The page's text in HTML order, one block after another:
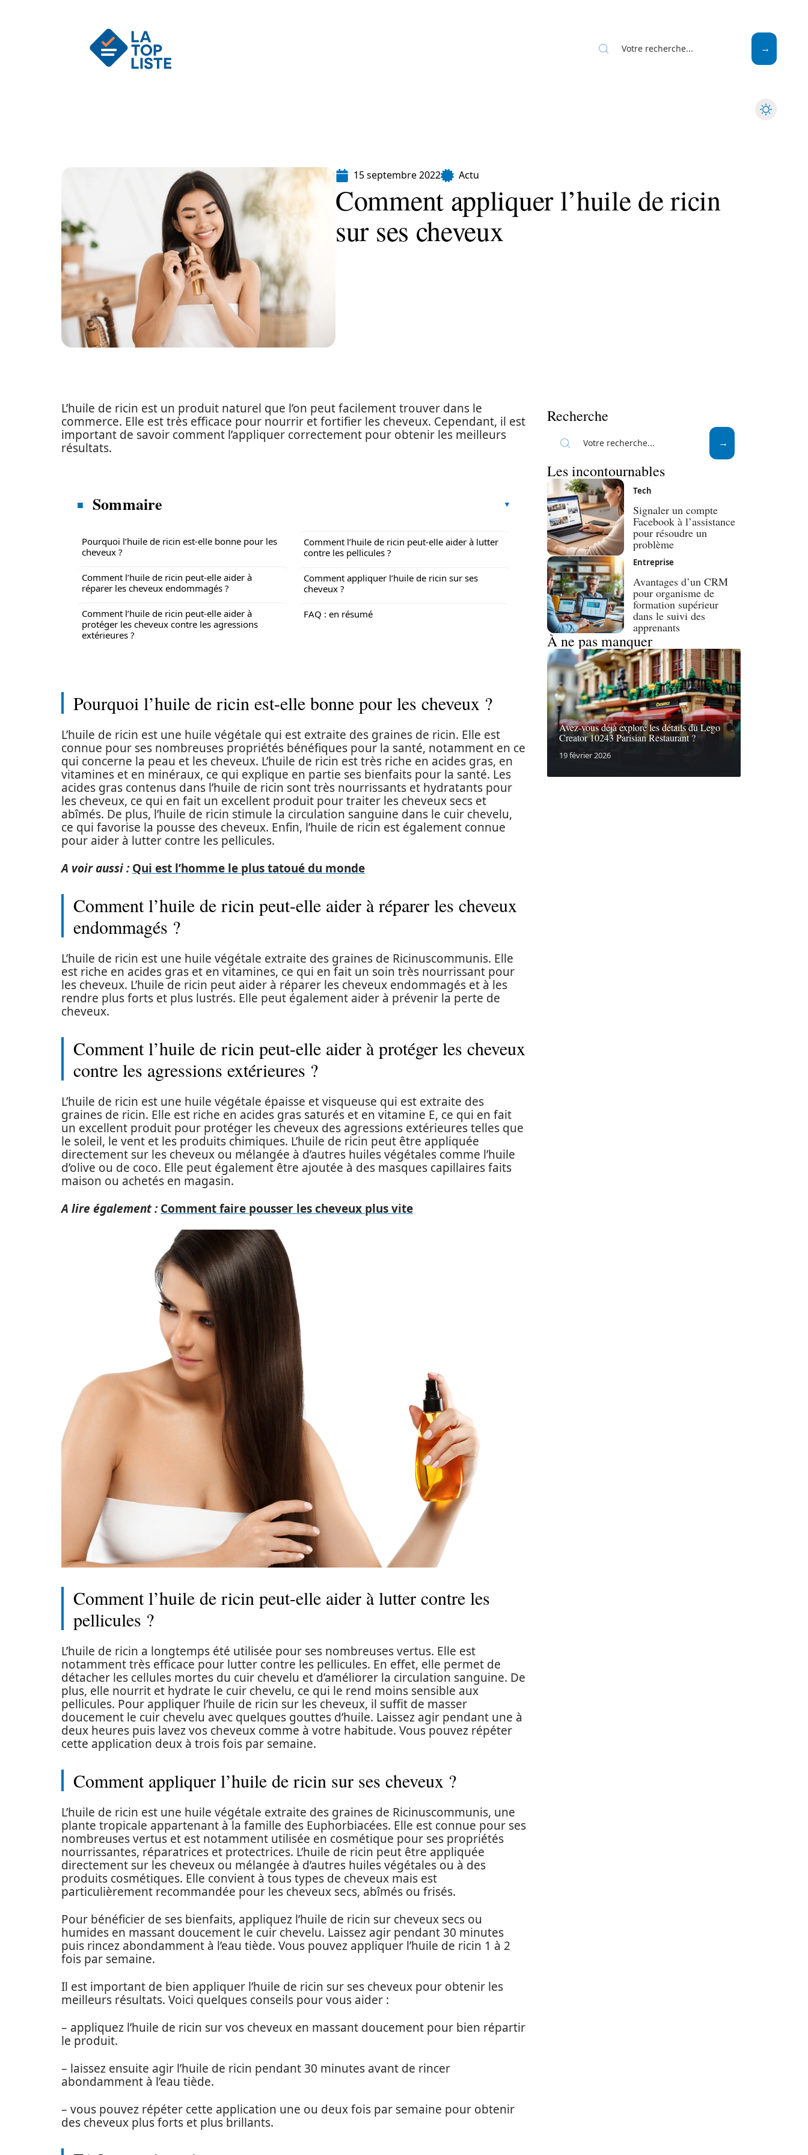
15 septembre 2022 Actu
Comment appliquer l’huile de ricin
sur ses cheveux
L’huile de ricin est un produit naturel que l’on peut facilement trouver dans le
commerce. Elle est très efficace pour nourrir et fortifier les cheveux. Cependant, il est
important de savoir comment l’appliquer correctement pour obtenir les meilleurs
résultats.
Sommaire
Pourquoi l’huile de ricin est-elle bonne pour les
cheveux ?
Comment l’huile de ricin peut-elle aider à
réparer les cheveux endommagés ?
Comment l’huile de ricin peut-elle aider à
protéger les cheveux contre les agressions
extérieures ?
Comment l’huile de ricin peut-elle aider à lutter
contre les pellicules ?
Comment appliquer l’huile de ricin sur ses
cheveux ?
FAQ : en résumé
Pourquoi l’huile de ricin est-elle bonne pour les cheveux ?
L’huile de ricin est une huile végétale qui est extraite des graines de ricin. Elle est
connue pour ses nombreuses propriétés bénéfiques pour la santé, notamment en ce
qui concerne la peau et les cheveux. L’huile de ricin est très riche en acides gras, en
vitamines et en minéraux, ce qui explique en partie ses bienfaits pour la santé. Les
acides gras contenus dans l’huile de ricin sont très nourrissants et hydratants pour
les cheveux, ce qui en fait un excellent produit pour traiter les cheveux secs et
abîmés. De plus, l’huile de ricin stimule la circulation sanguine dans le cuir chevelu,
ce qui favorise la pousse des cheveux. Enfin, l’huile de ricin est également connue
pour aider à lutter contre les pellicules.
A voir aussi : Qui est l’homme le plus tatoué du monde
Comment l’huile de ricin peut-elle aider à réparer les cheveux
endommagés ?
L’huile de ricin est une huile végétale extraite des graines de Ricinuscommunis. Elle
est riche en acides gras et en vitamines, ce qui en fait un soin très nourrissant pour
les cheveux. L’huile de ricin peut aider à réparer les cheveux endommagés et à les
rendre plus forts et plus lustrés. Elle peut également aider à prévenir la perte de
cheveux.
Comment l’huile de ricin peut-elle aider à protéger les cheveux
contre les agressions extérieures ?
L’huile de ricin est une huile végétale épaisse et visqueuse qui est extraite des
graines de ricin. Elle est riche en acides gras saturés et en vitamine E, ce qui en fait
un excellent produit pour protéger les cheveux des agressions extérieures telles que
le soleil, le vent et les produits chimiques. L’huile de ricin peut être appliquée
directement sur les cheveux ou mélangée à d’autres huiles végétales comme l’huile
d’olive ou de coco. Elle peut également être ajoutée à des masques capillaires faits
maison ou achetés en magasin.
A lire également : Comment faire pousser les cheveux plus vite
Comment l’huile de ricin peut-elle aider à lutter contre les
pellicules ?
L’huile de ricin a longtemps été utilisée pour ses nombreuses vertus. Elle est
notamment très efficace pour lutter contre les pellicules. En effet, elle permet de
détacher les cellules mortes du cuir chevelu et d’améliorer la circulation sanguine. De
plus, elle nourrit et hydrate le cuir chevelu, ce qui le rend moins sensible aux
pellicules. Pour appliquer l’huile de ricin sur les cheveux, il suffit de masser
doucement le cuir chevelu avec quelques gouttes d’huile. Laissez agir pendant une à
deux heures puis lavez vos cheveux comme à votre habitude. Vous pouvez répéter
cette application deux à trois fois par semaine.
Comment appliquer l’huile de ricin sur ses cheveux ?
L’huile de ricin est une huile végétale extraite des graines de Ricinuscommunis, une
plante tropicale appartenant à la famille des Euphorbiacées. Elle est connue pour ses
nombreuses vertus et est notamment utilisée en cosmétique pour ses propriétés
nourrissantes, réparatrices et protectrices. L’huile de ricin peut être appliquée
directement sur les cheveux ou mélangée à d’autres huiles végétales ou à des
produits cosmétiques. Elle convient à tous types de cheveux mais est
particulièrement recommandée pour les cheveux secs, abîmés ou frisés.
Pour bénéficier de ses bienfaits, appliquez l’huile de ricin sur cheveux secs ou
humides en massant doucement le cuir chevelu. Laissez agir pendant 30 minutes
puis rincez abondamment à l’eau tiède. Vous pouvez appliquer l’huile de ricin 1 à 2
fois par semaine.
Il est important de bien appliquer l’huile de ricin sur ses cheveux pour obtenir les
meilleurs résultats. Voici quelques conseils pour vous aider :
– appliquez l’huile de ricin sur vos cheveux en massant doucement pour bien répartir
le produit.
– laissez ensuite agir l’huile de ricin pendant 30 minutes avant de rincer
abondamment à l’eau tiède.
– vous pouvez répéter cette application une ou deux fois par semaine pour obtenir
des cheveux plus forts et plus brillants.
Recherche
Les incontournables
Tech
Signaler un compte
Facebook à l’assistance
pour résoudre un
problème
Entreprise
Avantages d’un CRM
pour organisme de
formation supérieur
dans le suivi des
apprenants
À ne pas manquer
Avez-vous déjà exploré les détails du Lego
Creator 10243 Parisian Restaurant ?
19 février 2026